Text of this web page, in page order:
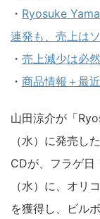
・ Ryosuke
連発も、売上は
・ 売上減少は必
・ 商品情報＋最
山田涼介が「
（水）に発売し
CDが、フラゲ日
（水）に、オリ
を獲得し、ビル